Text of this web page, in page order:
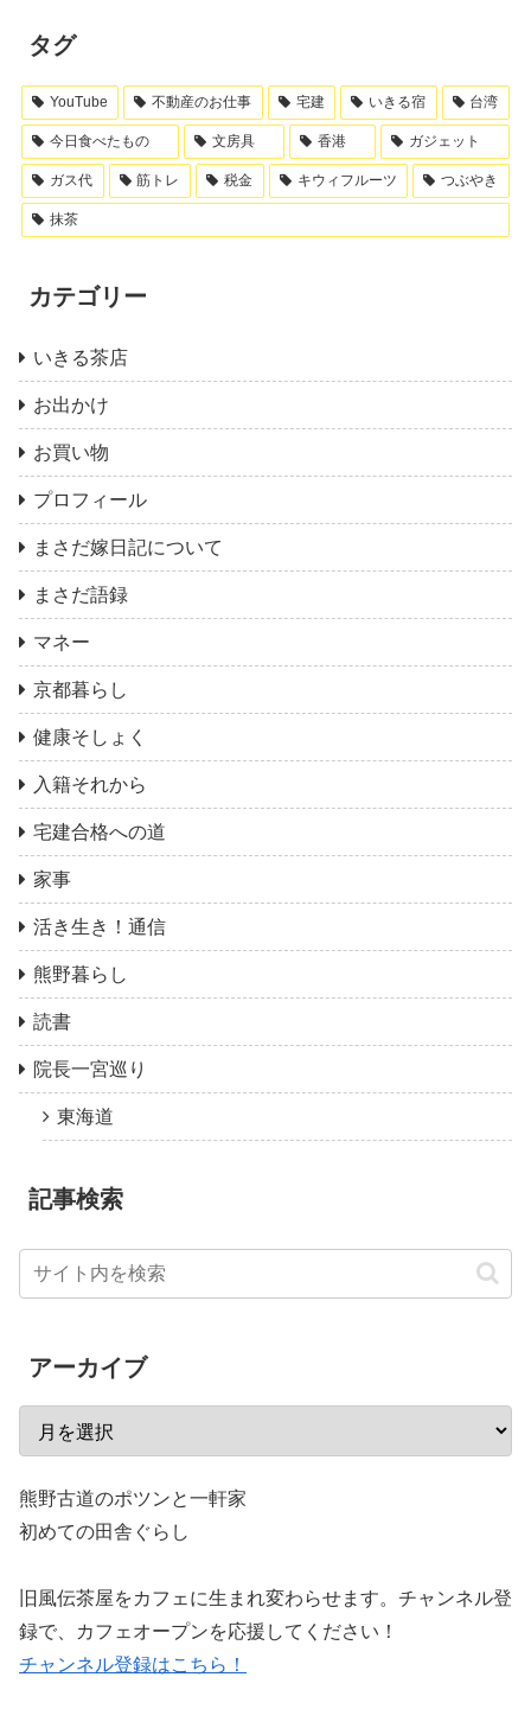
タグ
YouTube 不動産のお仕事 宅建 いきる宿 台湾
今日食べたもの 文房具 香港 ガジェット
ガス代 筋トレ 税金 キウィフルーツ つぶやき
抹茶
カテゴリー
いきる茶店
お出かけ
お買い物
プロフィール
まさだ嫁日記について
まさだ語録
マネー
京都暮らし
健康そしょく
入籍それから
宅建合格への道
家事
活き生き！通信
熊野暮らし
読書
院長一宮巡り
東海道
記事検索
アーカイブ
熊野古道のポツンと一軒家
初めての田舎ぐらし
旧風伝茶屋をカフェに生まれ変わらせます。チャンネル登
録で、カフェオープンを応援してください！
チャンネル登録はこちら！